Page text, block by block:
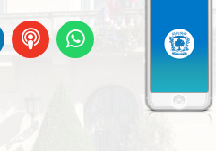
YouTube
nous sur
Instagram
Retrouvez-nous
sur Linkedin
Ecoutez
nos